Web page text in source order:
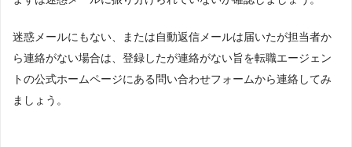
迷惑メールにもない、または自動返信メールは届いたが担当者か
ら連絡がない場合は、登録したが連絡がない旨を転職エージェン
トの公式ホームページにある問い合わせフォームから連絡してみ
ましょう。